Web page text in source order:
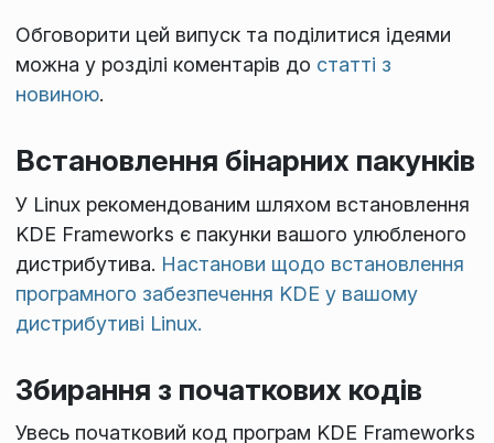
Обговорити цей випуск та поділитися ідеями
можна у розділі коментарів до статті з
новиною.
Встановлення бінарних пакунків
У Linux рекомендованим шляхом встановлення
KDE Frameworks є пакунки вашого улюбленого
дистрибутива. Настанови щодо встановлення
програмного забезпечення KDE у вашому
дистрибутиві Linux.
Збирання з початкових кодів
Увесь початковий код програм KDE Frameworks